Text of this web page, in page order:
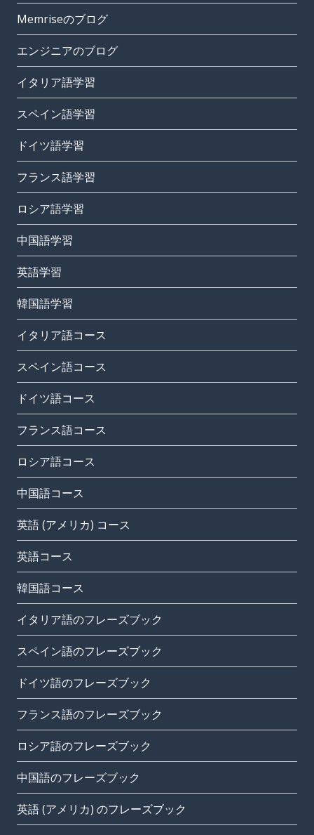
Memriseのブログ
エンジニアのブログ
イタリア語学習
スペイン語学習
ドイツ語学習
フランス語学習
ロシア語学習
中国語学習
英語学習
韓国語学習
イタリア語コース
スペイン語コース
ドイツ語コース
フランス語コース
ロシア語コース
中国語コース
英語 (アメリカ) コース
英語コース
韓国語コース
イタリア語のフレーズブック
スペイン語のフレーズブック
ドイツ語のフレーズブック
フランス語のフレーズブック
ロシア語のフレーズブック
中国語のフレーズブック
英語 (アメリカ) のフレーズブック